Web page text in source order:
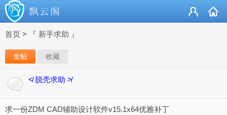
首页 > 『 新手求助 』
发帖 收藏
≮ 脱壳求助 ≯
求一份ZDM CAD辅助设计软件v15.1x64优雅补丁